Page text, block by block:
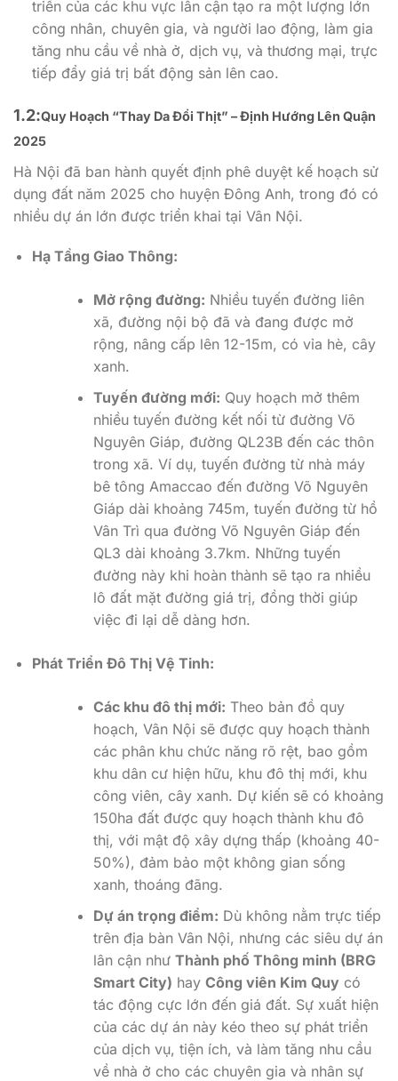
triển của các khu vực lân cận tạo ra một lượng lớn
công nhân, chuyên gia, và người lao động, làm gia
tăng nhu cầu về nhà ở, dịch vụ, và thương mại, trực
tiếp đẩy giá trị bất động sản lên cao.
1.2:Quy Hoạch “Thay Da Đổi Thịt” – Định Hướng Lên Quận
2025
Hà Nội đã ban hành quyết định phê duyệt kế hoạch sử
dụng đất năm 2025 cho huyện Đông Anh, trong đó có
nhiều dự án lớn được triển khai tại Vân Nội.
Hạ Tầng Giao Thông:
Mở rộng đường: Nhiều tuyến đường liên
xã, đường nội bộ đã và đang được mở
rộng, nâng cấp lên 12-15m, có vỉa hè, cây
xanh.
Tuyến đường mới: Quy hoạch mở thêm
nhiều tuyến đường kết nối từ đường Võ
Nguyên Giáp, đường QL23B đến các thôn
trong xã. Ví dụ, tuyến đường từ nhà máy
bê tông Amaccao đến đường Võ Nguyên
Giáp dài khoảng 745m, tuyến đường từ hồ
Vân Trì qua đường Võ Nguyên Giáp đến
QL3 dài khoảng 3.7km. Những tuyến
đường này khi hoàn thành sẽ tạo ra nhiều
lô đất mặt đường giá trị, đồng thời giúp
việc đi lại dễ dàng hơn.
Phát Triển Đô Thị Vệ Tinh:
Các khu đô thị mới: Theo bản đồ quy
hoạch, Vân Nội sẽ được quy hoạch thành
các phân khu chức năng rõ rệt, bao gồm
khu dân cư hiện hữu, khu đô thị mới, khu
công viên, cây xanh. Dự kiến sẽ có khoảng
150ha đất được quy hoạch thành khu đô
thị, với mật độ xây dựng thấp (khoảng 40-
50%), đảm bảo một không gian sống
xanh, thoáng đãng.
Dự án trọng điểm: Dù không nằm trực tiếp
trên địa bàn Vân Nội, nhưng các siêu dự án
lân cận như Thành phố Thông minh (BRG
Smart City) hay Công viên Kim Quycó
tác động cực lớn đến giá đất. Sự xuất hiện
của các dự án này kéo theo sự phát triển
của dịch vụ, tiện ích, và làm tăng nhu cầu
về nhà ở cho các chuyên gia và nhân sự